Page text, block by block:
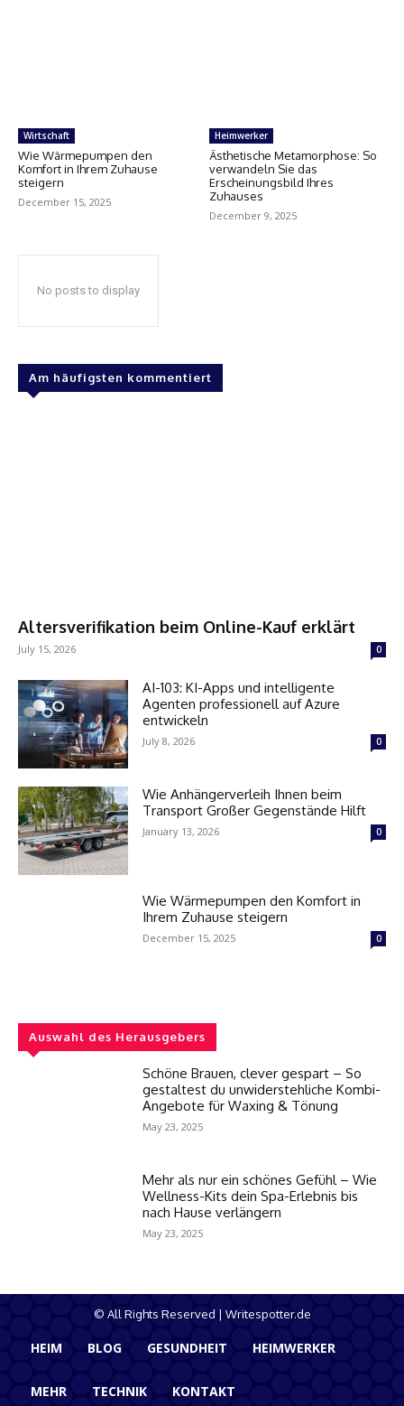
Wirtschaft
Wie Wärmepumpen den
Komfort in Ihrem Zuhause
steigern
December 15, 2025
Heimwerker
Ästhetische Metamorphose: So
verwandeln Sie das
Erscheinungsbild Ihres
Zuhauses
December 9, 2025
Am häufigsten kommentiert
Altersverifikation beim Online-Kauf erklärt
July 15, 2026 0
AI-103: KI-Apps und intelligente
Agenten professionell auf Azure
entwickeln
July 8, 2026 0
Wie Anhängerverleih Ihnen beim
Transport Großer Gegenstände Hilft
January 13, 2026 0
Wie Wärmepumpen den Komfort in
Ihrem Zuhause steigern
December 15, 2025 0
No posts to display
Auswahl des Herausgebers
Schöne Brauen, clever gespart – So
gestaltest du unwiderstehliche Kombi-
Angebote für Waxing & Tönung
May 23, 2025
Mehr als nur ein schönes Gefühl – Wie
Wellness-Kits dein Spa-Erlebnis bis
nach Hause verlängern
May 23, 2025
© All Rights Reserved | Writespotter.de
HEIM BLOG GESUNDHEIT HEIMWERKER
MEHR TECHNIK KONTAKT